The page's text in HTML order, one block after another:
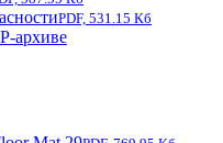
PDF, 531.15 Кб
архиве